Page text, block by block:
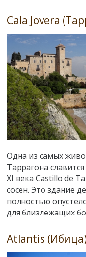
Cala Jovera
Одна из самых
Таррагона
ХI века Сastillo de
сосен. Это здание
полностью
для близлежащих
Atlantis (Ибица)